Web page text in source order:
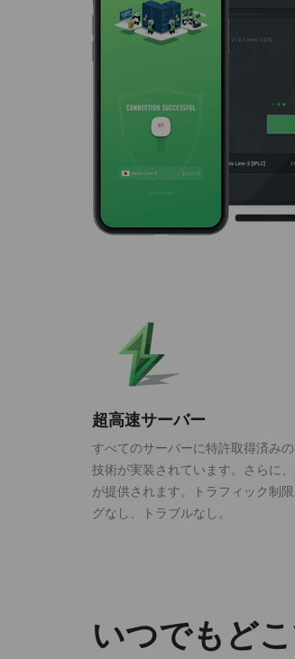
超高速サーバー
すべてのサーバーに特許取得済み
技術が実装されています。さらに
が提供されます。トラフィック制
グなし、トラブルなし。
いつでもど